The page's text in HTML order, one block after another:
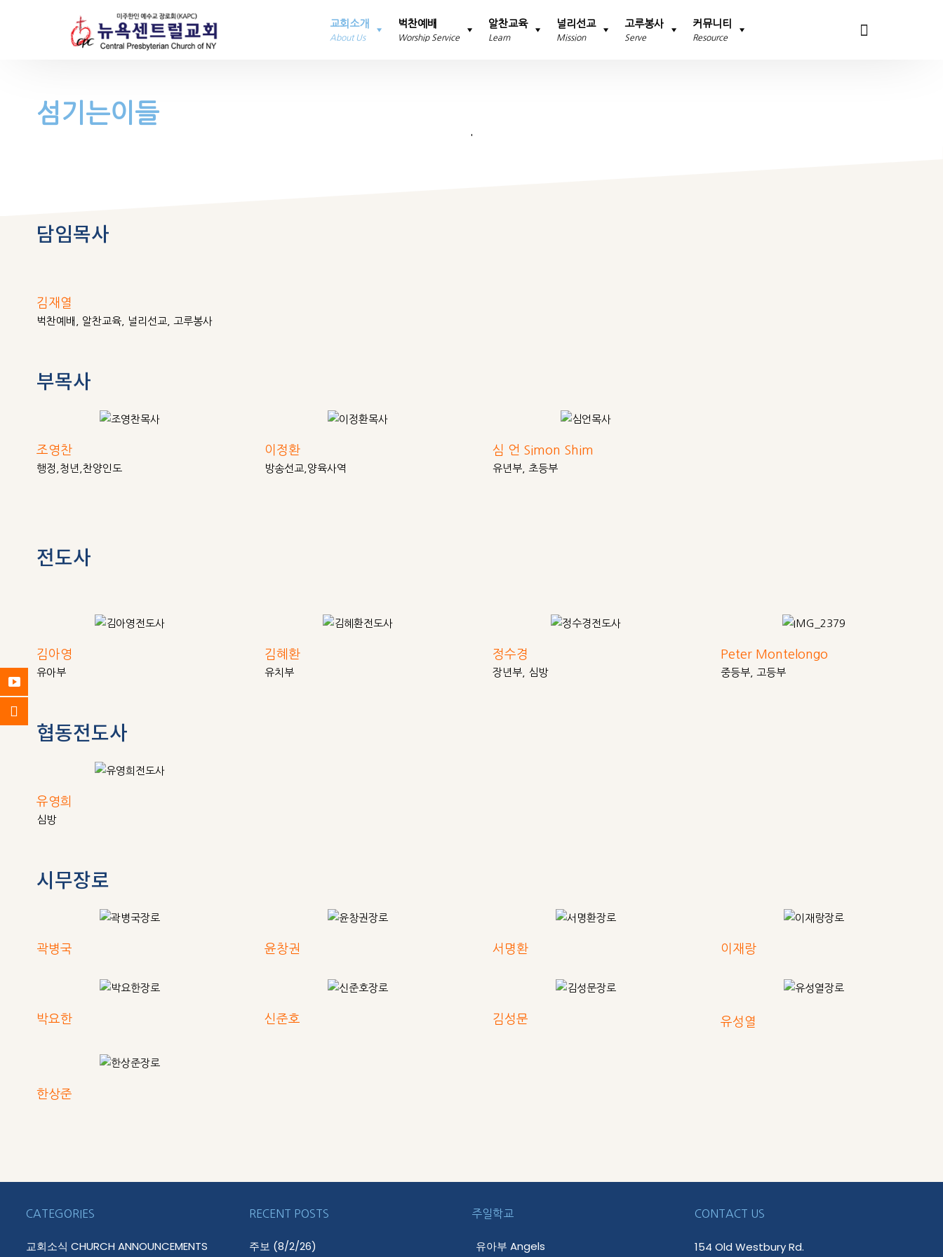
교회소개
About Us
벅찬예배
Worship Service
알찬교육
Learn
널리선교
Mission
고루봉사
Serve
커뮤니티
Resource
섬기는이들
'
담임목사
김재열
벅찬예배, 알찬교육, 널리선교, 고루봉사
부목사
조영찬
행정,청년,찬양인도
이정환
방송선교,양육사역
심 언 Simon Shim
유년부, 초등부
전도사
김아영
유아부
김혜환
유치부
정수경
장년부, 심방
Peter Montelongo
중등부, 고등부
협동전도사
유영희
심방
시무장로
곽병국 윤창권 서명환 이재랑
박요한 신준호 김성문 유성열
한상준
CATEGORIES
교회소식 CHURCH ANNOUNCEMENTS
RECENT POSTS
주보 (8/2/26)
주일학교
유아부 Angels
CONTACT US
154 Old Westbury Rd.